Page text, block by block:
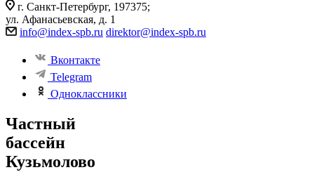
г. Санкт-Петербург, 197375;
ул. Афанасьевская, д. 1
info@index-spb.ru direktor@index-spb.ru
Вконтакте
Telegram
Одноклассники
Частный
бассейн
Кузьмолово